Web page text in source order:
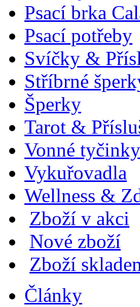
Psací brka
Psací potřeby
Svíčky &
Stříbrné
Šperky
Tarot &
Vonné tyčinky
Vykuřovadla
Wellness &
Zboží v akci
Nové zboží
Zboží
Články